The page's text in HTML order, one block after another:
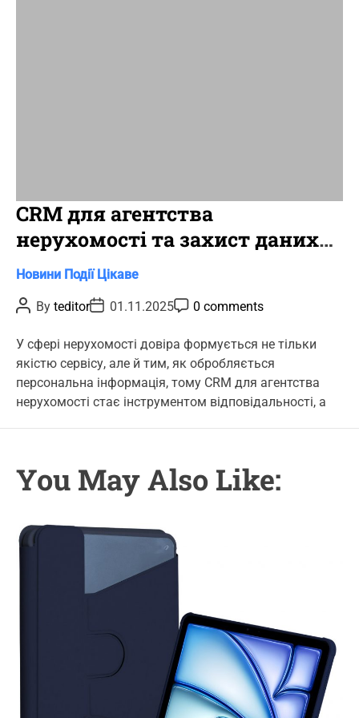
CRM для агентства
нерухомості та захист даних
клієнтів
C
t
g
o
r
i
e
Новини Події Цікаве
P
o
t
A
u
t
h
o
By teditorP
o
t
D
a
t
e
01.11.2025P
o
t
o
m
e
t
0 comments
У сфері нерухомості довіра формується не тільки
якістю сервісу, але й тим, як обробляється
персональна інформація, тому CRM для агентства
нерухомості стає інструментом відповідальності, а
You May Also Like: